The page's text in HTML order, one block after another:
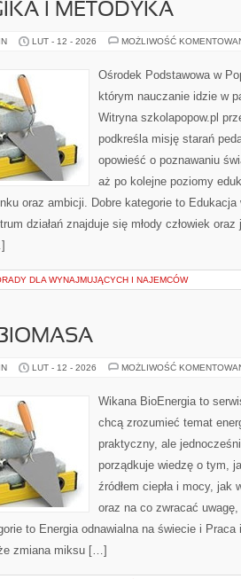
I METODYKA
LUT - 12 - 2026 MOŻLIWOŚĆ
Ośrodek Podstawowa w
którym nauczanie idzie w
Witryna szkolapopow.pl
podkreśla misję starań
opowieść o poznawaniu
aż po kolejne poziomy
oraz ambicji. Dobre kategorie to
działań znajduje się młody człowiek
DLA WYNAJMUJĄCYCH I NAJEMCÓW
LUT - 12 - 2026 MOŻLIWOŚĆ
Wikana BioEnergia to
chcą zrozumieć temat
praktyczny, ale
porządkuje wiedzę o tym,
źródłem ciepła i mocy,
oraz na co zwracać
to Energia odnawialna na świecie i
zmiana miksu […]